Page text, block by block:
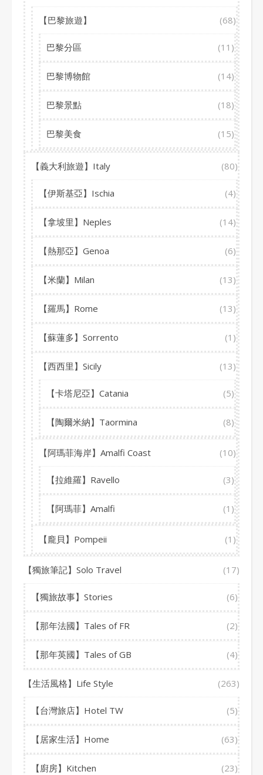
【巴黎旅遊】 (68)
巴黎分區 (11)
巴黎博物館 (14)
巴黎景點 (18)
巴黎美食 (15)
【義大利旅遊】Italy (80)
【伊斯基亞】Ischia (4)
【拿坡里】Neples (14)
【熱那亞】Genoa (6)
【米蘭】Milan (13)
【羅馬】Rome (13)
【蘇蓮多】Sorrento (1)
【西西里】Sicily (13)
【卡塔尼亞】Catania (5)
【陶爾米納】Taormina (8)
【阿瑪菲海岸】Amalfi Coast (10)
【拉維羅】Ravello (3)
【阿瑪菲】Amalfi (1)
【龐貝】Pompeii (1)
【獨旅筆記】Solo Travel (17)
【獨旅故事】Stories (6)
【那年法國】Tales of FR (2)
【那年英國】Tales of GB (4)
【生活風格】Life Style (263)
【台灣旅店】Hotel TW (5)
【居家生活】Home (63)
【廚房】Kitchen (23)